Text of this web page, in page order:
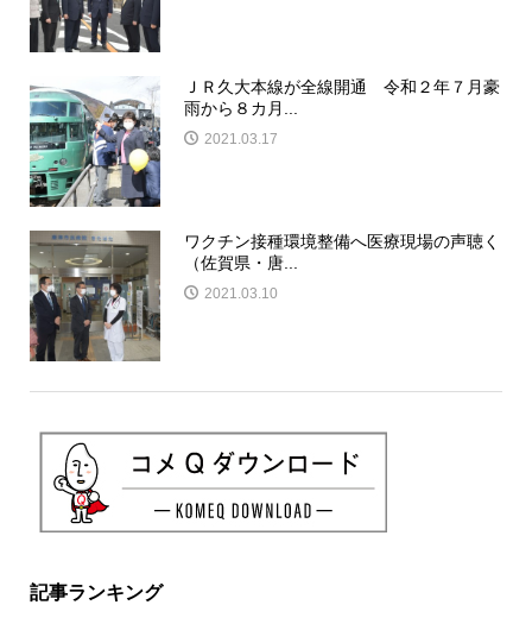
ＪＲ久大本線が全線開通 令和２年７月豪
雨から８カ月...
2021.03.17
ワクチン接種環境整備へ医療現場の声聴く
（佐賀県・唐...
2021.03.10
記事ランキング